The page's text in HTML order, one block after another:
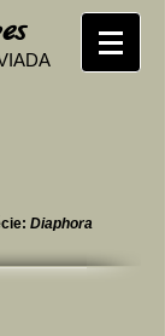
Diaphora